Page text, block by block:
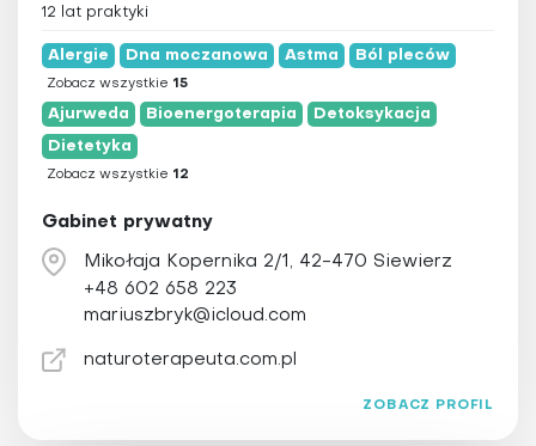
12 lat praktyki
Alergie Dna moczanowa Astma Ból pleców
Zobacz wszystkie 15
Ajurweda Bioenergoterapia Detoksykacja
Dietetyka
Zobacz wszystkie 12
Gabinet prywatny
Mikołaja Kopernika 2/1, 42-470 Siewierz
+48 602 658 223
mariuszbryk@icloud.com
naturoterapeuta.com.pl
ZOBACZ PROFIL